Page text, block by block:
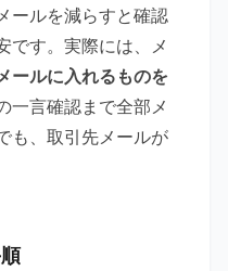
ールを減らすと確認
です。実際には、メ
ールに入れるものを
一言確認まで全部メ
も、取引先メールが